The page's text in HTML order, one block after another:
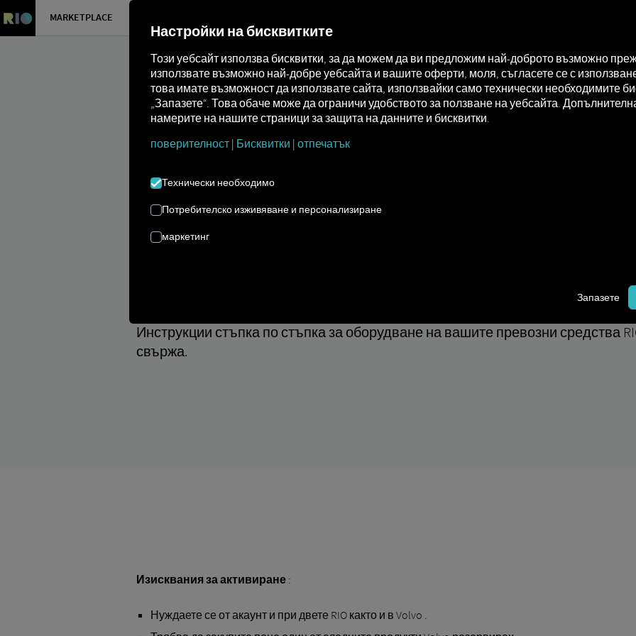
MARKETPLACE
Marketplace Connectors Volvo Connect How to
Инструкции стъпка по стъпка за оборудване на вашите превозни средства
свържа.
Изисквания за активиране :
Нуждаете се от акаунт и при двете RIO както и в Volvo .
Настройки на бисквитките
Този уебсайт използва бисквитки, за да можем да ви предложим най-доброто възможно
използвате възможно най-добре уебсайта и вашите оферти, моля, съгласете се с
това имате възможност да използвате сайта, използвайки само технически необходимите
„Запазете“. Това обаче може да ограничи удобството за ползване на уебсайта.
намерите на нашите страници за защита на данните и бисквитки.
поверителност | Бисквитки | отпечатък
Технически необходимо
Потребителско изживяване и персонализиране
маркетинг
Запазете